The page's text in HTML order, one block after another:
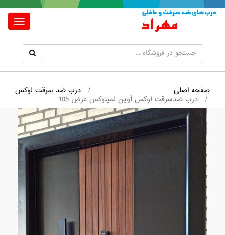
Toggle
صفحه اصلی
درب ضد سرقت لوکس
درب ضدسرقت لوکس آوین لمینوکس عرض 105